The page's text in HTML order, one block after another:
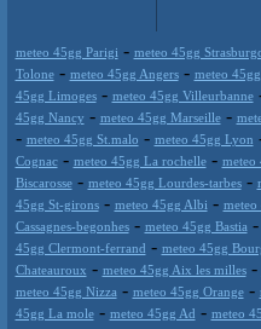
meteo 45gg Parigi - meteo 45gg
Tolone- meteo 45gg Angers- meteo
45gg Limoges- meteo 45gg Villeurbanne
45gg Nancy - meteo 45gg Marseille-
- meteo 45gg St.malo - meteo 45gg Lyon
Cognac- meteo 45gg La rochelle- meteo
Biscarosse- meteo 45gg Lourdes-tarbes-
45gg St-girons- meteo 45gg Albi - meteo
Cassagnes-begonhes- meteo 45gg Bastia -
45gg Clermont-ferrand - meteo 45gg
Chateauroux - meteo 45gg Aix les milles-
meteo 45gg Nizza - meteo 45gg Orange-
45gg La mole- meteo 45gg Ad - meteo